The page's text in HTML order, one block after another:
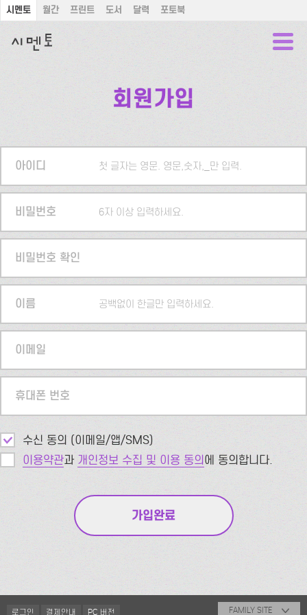
시멘토 월간 프린트 도서 달력 포토북
회원가입
아이디 첫 글자는 영문. 영문,숫자,_만 입력.
비밀번호 6자 이상 입력하세요.
비밀번호 확인
이름 공백없이 한글만 입력하세요.
이메일
휴대폰 번호
수신 동의 (이메일/앱/SMS)
이용약관과 개인정보 수집 및 이용 동의에 동의합니다.
로그인 결제안내 PC 버전 FAMILY SITE